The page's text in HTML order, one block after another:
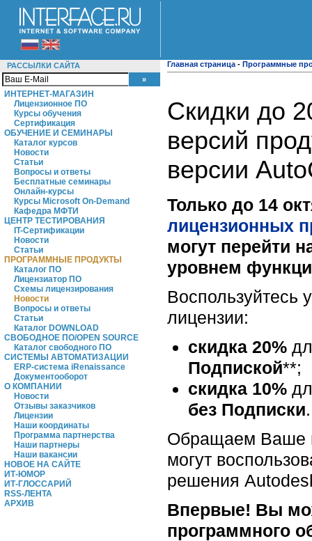
РАССЫЛКИ САЙТА
ИНТЕРНЕТ-МАГАЗИН
Лицензионное ПО
Курсы обучения
Сертификация
ОБУЧЕНИЕ И СЕМИНАРЫ
Каталог курсов
Новости
Статьи
Вопросы и ответы
Бесплатные семинары
Онлайн-курсы
Курсы Microsoft On-Demand
Кафедра МФТИ
ЦЕНТР ТЕСТИРОВАНИЯ
IT-Сертификации
Новости
Статьи
ПРОГРАММНЫЕ ПРОДУКТЫ
Каталог ПО
Лицензиатор ПО
Схемы лицензирования
Новости
Вопросы и ответы
Статьи
Каталог DOWNLOAD
СВОБОДНОЕ ПО/OPEN SOURCE
Каталог свободного ПО
СИСТЕМЫ АВТОМАТИЗАЦИИ
ERP-система iRenaissance
Документооборот
О КОМПАНИИ
Новости
Отзывы заказчиков
Лицензии
Наши координаты
Программа партнерства
Наши партнеры
Наши вакансии
НОВОЕ НА САЙТЕ
ИТ-ЮМОР
ИТ-ГЛОССАРИЙ
RSS-ЛЕНТА
АРХИВ
Главная страница - Программные
Скидки до
версий
версии
Только до 14
лицензионных
могут перейти
уровнем
Воспользуйтесь
лицензии:
скидка 20%
Подпиской**;
скидка 10%
без Подписки.
Обращаем Ваше
могут
решения
Впервые! Вы
программного